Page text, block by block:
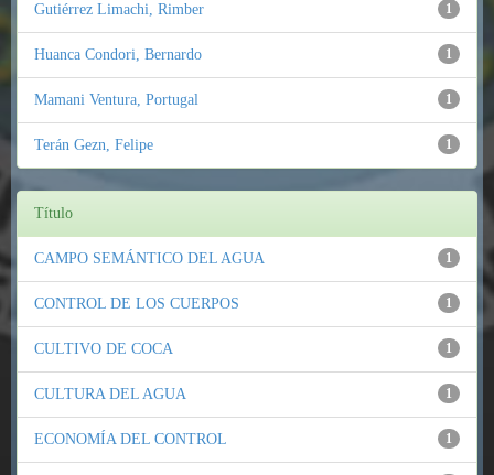
1
Gutiérrez Limachi, Rimber
1
Huanca Condori, Bernardo
1
Mamani Ventura, Portugal
1
Terán Gezn, Felipe
Título
1
CAMPO SEMÁNTICO DEL AGUA
1
CONTROL DE LOS CUERPOS
1
CULTIVO DE COCA
1
CULTURA DEL AGUA
1
ECONOMÍA DEL CONTROL